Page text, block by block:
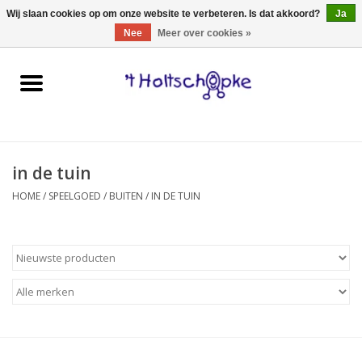
0 Artikelen - €0,00
Home
spellen
schmink & make-up
in de tuin
HOME/ SPEELGOED / BUITEN / IN DE TUIN
Wij slaan cookies op om onze website te verbeteren. Is dat akkoord?
Ja
Nee
Meer over cookies »